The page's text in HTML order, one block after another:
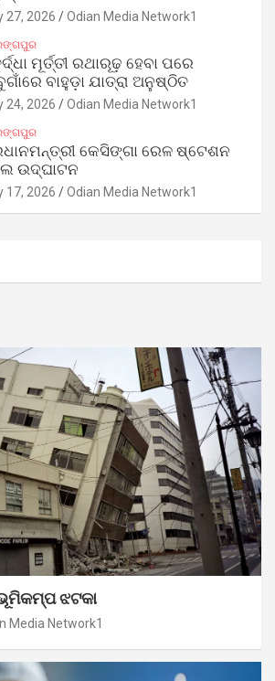
27, 2026 Odian Media Network1
ମୂର୍ତ୍ତୀ ରଥାରୂଢ଼ ହେବା ପରେ
ବାହୁଡ଼ା ଯାତ୍ରା ଅନୁଷ୍ଠିତ
24, 2026 Odian Media Network1
କେସିଙ୍ଗା ରେଳ ଷ୍ଟେଶନ
ଉଦ୍‌ଘାଟନ
17, 2026 Odian Media Network1
ଝଟକା
Media Network1